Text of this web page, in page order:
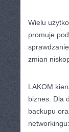
Wielu
promuje
zmian
LAKOM
biznes. Dla
backupu